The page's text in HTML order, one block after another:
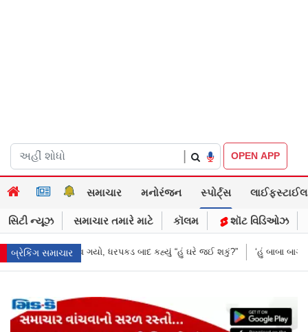
OPEN APP
સમાચાર મનોરંજન સ્પોર્ટ્સ લાઈફસ્ટાઈલ
સિટી ન્યૂઝ સમાચાર તમારે માટે કૉલમ શૉટ વિડિઓઝ
બ્રેકિંગ સમાચાર
કહ્યું “હું ઘરે જઈ શકું?” ‘હું બાબા બાગેશ્વર નથી...’: IIT દિલ્હીમાં વિદ્યાર્થીઓ